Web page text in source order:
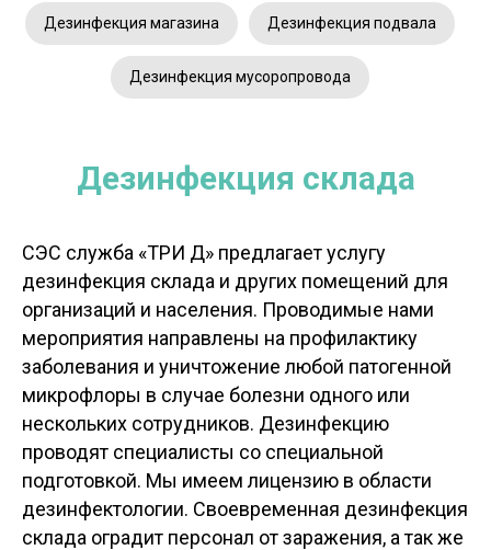
Дезинфекция магазина Дезинфекция подвала
Дезинфекция мусоропровода
Дезинфекция склада
СЭС служба «ТРИ Д» предлагает услугу
дезинфекция склада и других помещений для
организаций и населения. Проводимые нами
мероприятия направлены на профилактику
заболевания и уничтожение любой патогенной
микрофлоры в случае болезни одного или
нескольких сотрудников. Дезинфекцию
проводят специалисты со специальной
подготовкой. Мы имеем лицензию в области
дезинфектологии. Своевременная дезинфекция
склада оградит персонал от заражения, а так же